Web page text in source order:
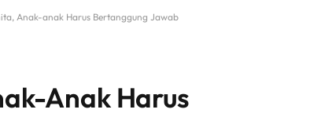
Anak-anak Harus Bertanggung Jawab
Anak Harus